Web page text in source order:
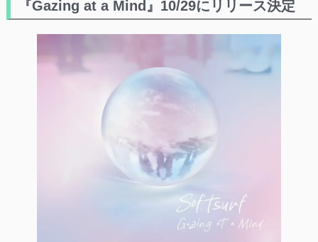
『Gazing at a Mind』10/29にリリース決定